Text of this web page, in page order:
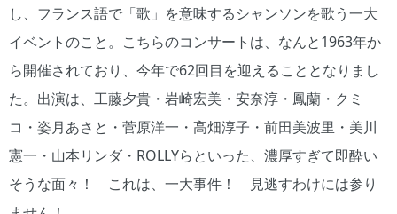
し、フランス語で「歌」を意味するシャンソンを歌う一大
イベントのこと。こちらのコンサートは、なんと1963年か
ら開催されており、今年で62回目を迎えることとなりまし
た。出演は、工藤夕貴・岩崎宏美・安奈淳・鳳蘭・クミ
コ・姿月あさと・菅原洋一・高畑淳子・前田美波里・美川
憲一・山本リンダ・ROLLYらといった、濃厚すぎて即酔い
そうな面々！ これは、一大事件！ 見逃すわけには参り